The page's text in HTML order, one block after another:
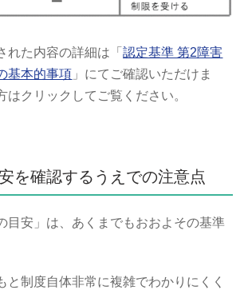
れた内容の詳細は「認定基準 第2障害
基本的事項 」にてご確認いただけま
はクリックしてご覧ください。
を確認するうえでの注意点
目安」は、あくまでもおおよその基準
と制度自体非常に複雑でわかりにくく